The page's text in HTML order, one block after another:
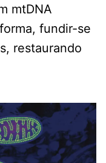
mtDNA
fundir-se
restaurando